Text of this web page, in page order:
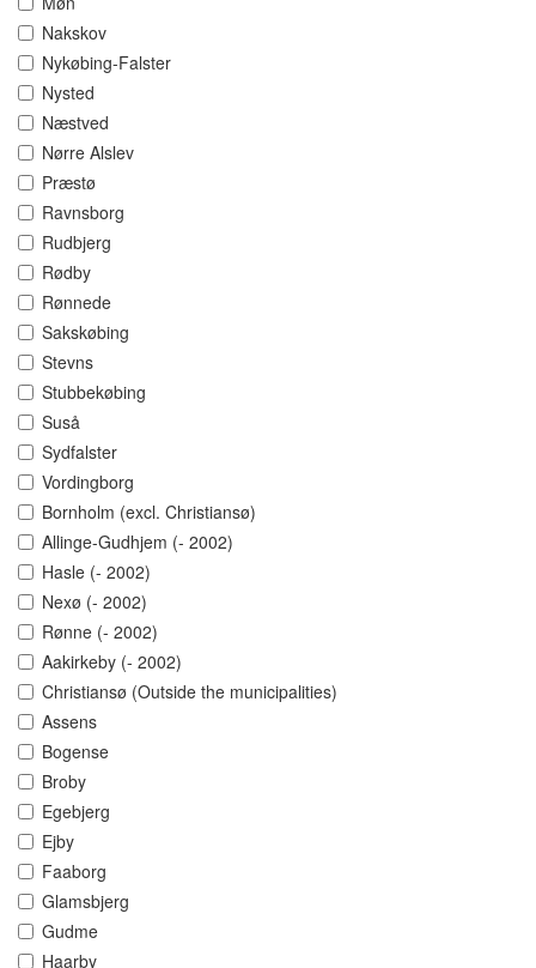
Nakskov
Nykøbing-Falster
Nysted
Næstved
Nørre Alslev
Præstø
Ravnsborg
Rudbjerg
Rødby
Rønnede
Sakskøbing
Stevns
Stubbekøbing
Suså
Sydfalster
Vordingborg
Bornholm (excl. Christiansø)
Allinge-Gudhjem (- 2002)
Hasle (- 2002)
Nexø (- 2002)
Rønne (- 2002)
Aakirkeby (- 2002)
Christiansø (Outside the municipalities)
Assens
Bogense
Broby
Egebjerg
Ejby
Faaborg
Glamsbjerg
Gudme
Haarby